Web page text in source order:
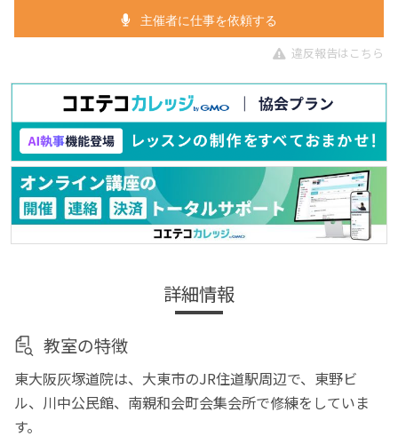
主催者に仕事を依頼する
違反報告はこちら
詳細情報
教室の特徴
東大阪灰塚道院は、大東市のJR住道駅周辺で、東野ビ
ル、川中公民館、南親和会町会集会所で修練をしていま
す。